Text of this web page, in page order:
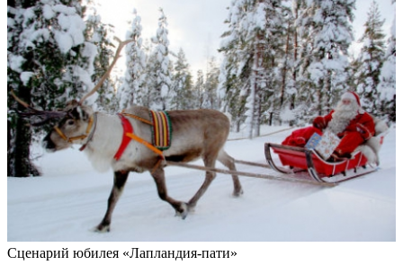
Сценарий юбилея «Лапландия-пати»